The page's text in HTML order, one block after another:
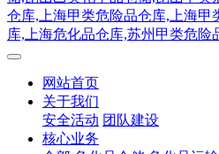
网站首页
关于我们
安全活动 团队建设
核心业务